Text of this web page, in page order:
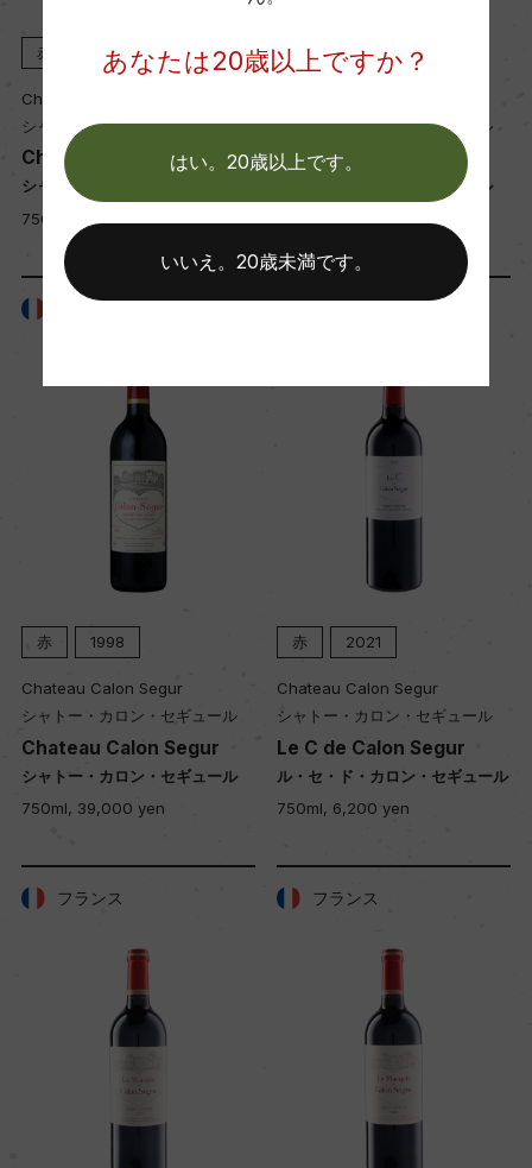
赤 2015
Chateau Calon Segur
シャトー・カロン・セギュール
Chateau Calon Segur
シャトー・カロン・セギュール
750ml, 41,000 yen
赤 2001
シャトー・カロン・セギュール
Chateau Calon Segur
シャトー・カロン・セギュール
赤 1998
Chateau Calon Segur
シャトー・カロン・セギュール
Chateau Calon Segur
シャトー・カロン・セギュール
750ml, 39,000 yen
赤 2021
Chateau Calon Segur
シャトー・カロン・セギュール
Le C de Calon Segur
ル・セ・ド・カロン・セギュール
750ml, 6,200 yen
フランス フランス
あなたは20歳以上ですか？
はい。20歳以上です。
いいえ。20歳未満です。